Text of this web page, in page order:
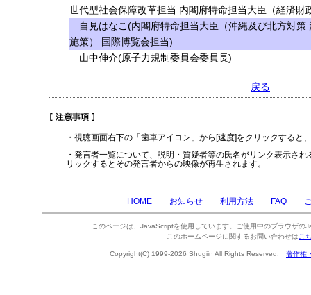
世代型社会保障改革担当 内閣府特命担当大臣（経済財
自見はなこ(内閣府特命担当大臣（沖縄及び北方対策
施策） 国際博覧会担当)
山中伸介(原子力規制委員会委員長)
戻る
・視聴画面右下の「歯車アイコン」から[速度]をクリックすると
・発言者一覧について、説明・質疑者等の氏名がリンク表示さ
リックするとその発言者からの映像が再生されます。
HOME お知らせ 利用方法 FAQ
このページは、JavaScriptを使用しています。ご使用中のブラウザの
このホームページに関するお問い合わせは こ
Copyright(C) 1999-2026 Shugiin All Rights Reserved. 著作権